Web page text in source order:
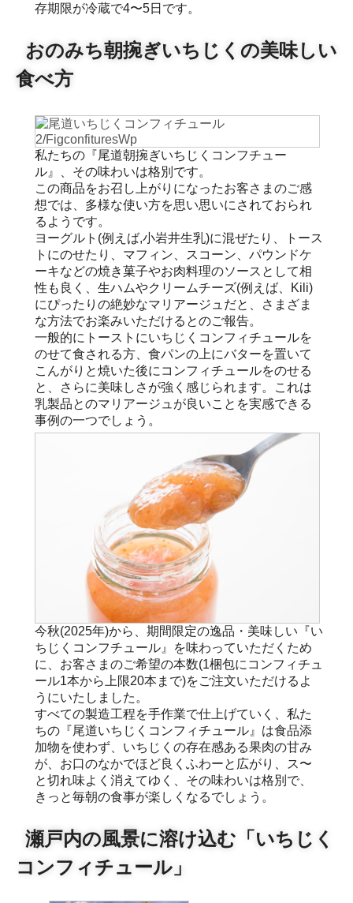
存期限が冷蔵で4〜5日です。
おのみち朝捥ぎいちじくの美味しい
食べ方
私たちの『尾道朝捥ぎいちじくコンフチュー
ル』、その味わいは格別です。
この商品をお召し上がりになったお客さまのご感
想では、多様な使い方を思い思いにされておられ
るようです。
ヨーグルト(例えば,小岩井生乳)に混ぜたり、トース
トにのせたり、マフィン、スコーン、パウンドケ
ーキなどの焼き菓子やお肉料理のソースとして相
性も良く、生ハムやクリームチーズ(例えば、Kili)
にぴったりの絶妙なマリアージュだと、さまざま
な方法でお楽みいただけるとのご報告。
一般的にトーストにいちじくコンフィチュールを
のせて食される方、食パンの上にバターを置いて
こんがりと焼いた後にコンフィチュールをのせる
と、さらに美味しさが強く感じられます。これは
乳製品とのマリアージュが良いことを実感できる
事例の一つでしょう。
今秋(2025年)から、期間限定の逸品・美味しい『い
ちじくコンフチュール』を味わっていただくため
に、お客さまのご希望の本数(1梱包にコンフィチュ
ール1本から上限20本まで)をご注文いただけるよ
うにいたしました。
すべての製造工程を手作業で仕上げていく、私た
ちの『尾道いちじくコンフィチュール』は食品添
加物を使わず、いちじくの存在感ある果肉の甘み
が、お口のなかでほど良くふわーと広がり、ス〜
と切れ味よく消えてゆく、その味わいは格別で、
きっと毎朝の食事が楽しくなるでしょう。
瀬戸内の風景に溶け込む「いちじく
コンフィチュール」